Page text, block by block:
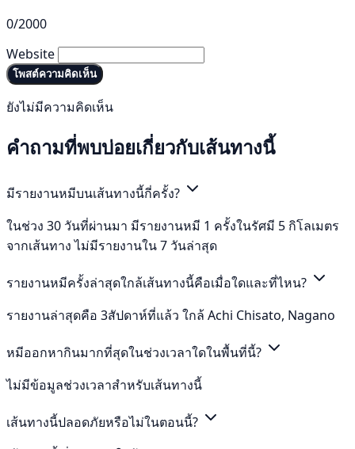
0/2000
Website
โพสต์ความคิดเห็น
ยังไม่มีความคิดเห็น
คำถามที่พบบ่อยเกี่ยวกับเส้นทางนี้
มีรายงานหมีบนเส้นทางนี้กี่ครั้ง?
ในช่วง 30 วันที่ผ่านมา มีรายงานหมี 1 ครั้งในรัศมี 5 กิโลเมตร
จากเส้นทาง ไม่มีรายงานใน 7 วันล่าสุด
รายงานหมีครั้งล่าสุดใกล้เส้นทางนี้คือเมื่อใดและที่ไหน?
รายงานล่าสุดคือ 3สัปดาห์ที่แล้ว ใกล้ Achi Chisato, Nagano
หมีออกหากินมากที่สุดในช่วงเวลาใดในพื้นที่นี้?
ไม่มีข้อมูลช่วงเวลาสำหรับเส้นทางนี้
เส้นทางนี้ปลอดภัยหรือไม่ในตอนนี้?